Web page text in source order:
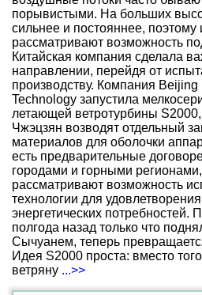
порывистыми. На больших
сильнее и постояннее,
рассматривают возможность
Китайская компания сделала
направлении, перейдя от
производству. Компания
Technology запустила
летающей ветротурбины
Чжэцзян возводят отдельный
материалов для оболочки
есть предварительные
городами и горными
рассматривают возможность
технологии для
энергетических потребностей.
полгода назад только что
Сычуанем, теперь
Идея S2000 проста: вместо
ветряну ...>>